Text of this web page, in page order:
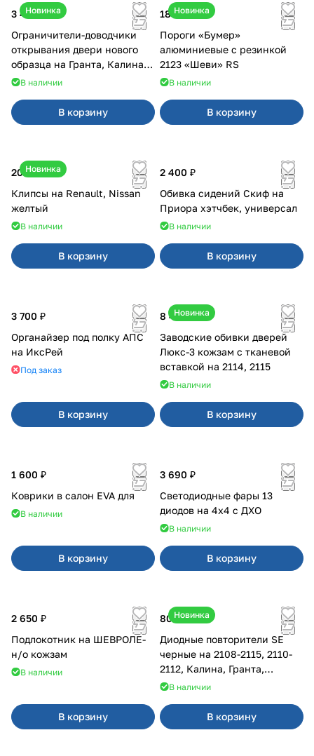
Новинка
3 400 ₽
Ограничители-доводчики
открывания двери нового
образца на Гранта, Калина 2,
Урбан
В наличии
В корзину
Новинка
18 000 ₽
Пороги «Бумер»
алюминиевые с резинкой
2123 «Шеви» RS
В наличии
В корзину
Новинка
20 ₽
Клипсы на Renault, Nissan
желтый
В наличии
В корзину
2 400 ₽
Обивка сидений Скиф на
Приора хэтчбек, универсал
В наличии
В корзину
3 700 ₽
Органайзер под полку АПС
на ИксРей
Под заказ
В корзину
Новинка
8 450 ₽
Заводские обивки дверей
Люкс-3 кожзам с тканевой
вставкой на 2114, 2115
В наличии
В корзину
1 600 ₽
Коврики в салон EVA для
В наличии
В корзину
3 690 ₽
Светодиодные фары 13
диодов на 4x4 с ДХО
В наличии
В корзину
2 650 ₽
Подлокотник на ШЕВРОЛЕ-
н/о кожзам
В наличии
В корзину
Новинка
800 ₽
Диодные повторители SE
черные на 2108-2115, 2110-
2112, Калина, Гранта,
Приора
В наличии
В корзину